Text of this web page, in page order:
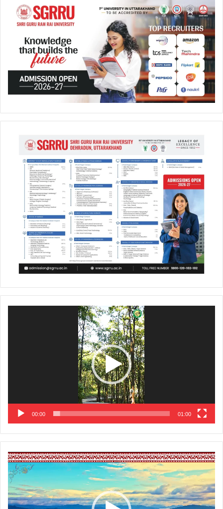
00:00 01:00
Video
Player